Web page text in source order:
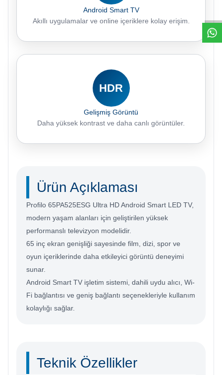
Android Smart TV
Akıllı uygulamalar ve online içeriklere kolay erişim.
HDR
Gelişmiş Görüntü
Daha yüksek kontrast ve daha canlı görüntüler.
Ürün Açıklaması
Profilo 65PA525ESG Ultra HD Android Smart LED TV,
modern yaşam alanları için geliştirilen yüksek
performanslı televizyon modelidir.
65 inç ekran genişliği sayesinde film, dizi, spor ve
oyun içeriklerinde daha etkileyici görüntü deneyimi
sunar.
Android Smart TV işletim sistemi, dahili uydu alıcı, Wi-
Fi bağlantısı ve geniş bağlantı seçenekleriyle kullanım
kolaylığı sağlar.
Teknik Özellikler